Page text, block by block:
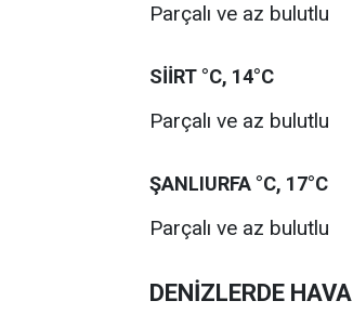
Parçalı ve az bulutlu
SİİRT °C, 14°C
Parçalı ve az bulutlu
ŞANLIURFA °C, 17°C
Parçalı ve az bulutlu
DENİZLERDE HAVA